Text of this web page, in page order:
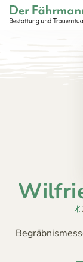
Zum Header
Zum Inhalt
Zum Footer
zur Navigation
Barrierefreiheits-
ZurDer Fährmann
ANGEBOT